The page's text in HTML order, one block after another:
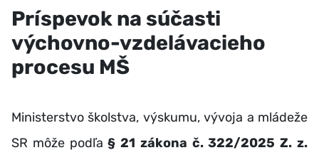
Príspevok na súčasti
výchovno-vzdelávacieho
procesu MŠ
Ministerstvo školstva, výskumu, vývoja a mládeže
SR môže podľa§ 21 zákona č. 322/2025 Z. z.